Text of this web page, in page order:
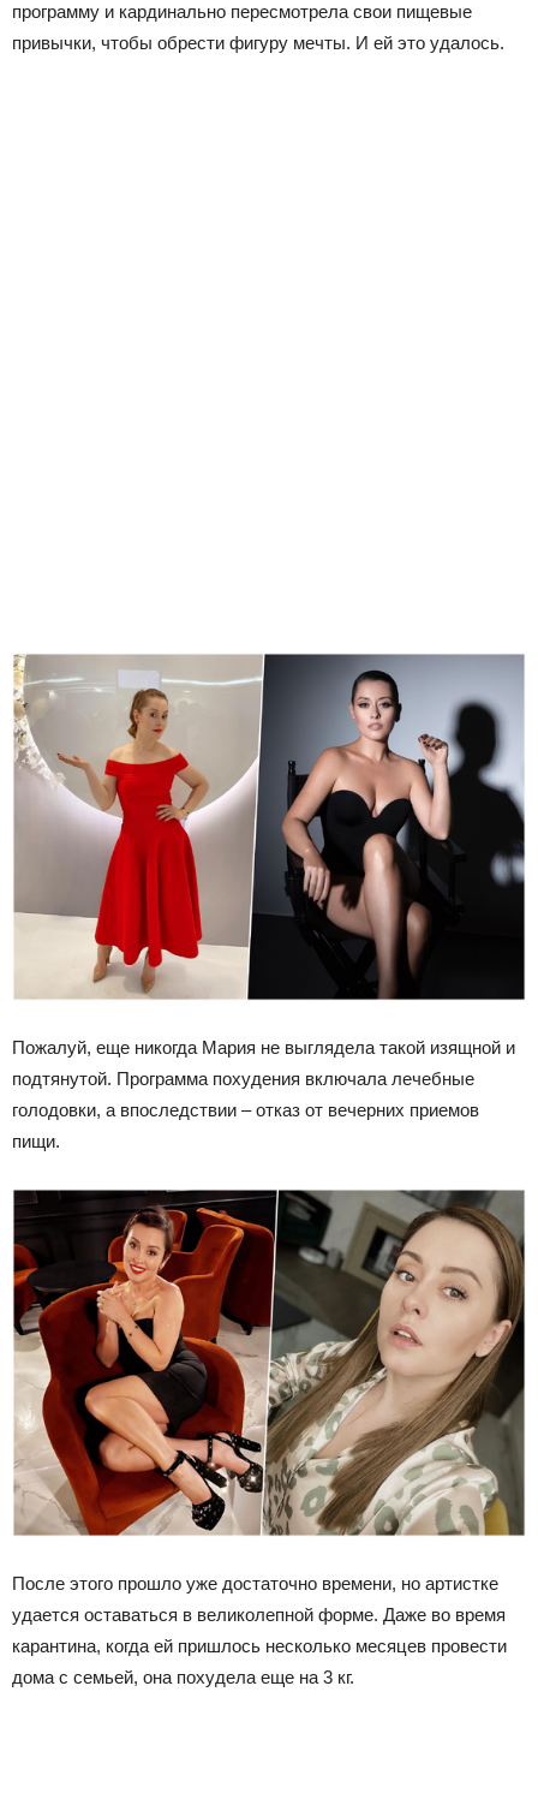
программу и кардинально пересмотрела свои пищевые
привычки, чтобы обрести фигуру мечты. И ей это удалось.
Пожалуй, еще никогда Мария не выглядела такой изящной и
подтянутой. Программа похудения включала лечебные
голодовки, а впоследствии – отказ от вечерних приемов
пищи.
После этого прошло уже достаточно времени, но артистке
удается оставаться в великолепной форме. Даже во время
карантина, когда ей пришлось несколько месяцев провести
дома с семьей, она похудела еще на 3 кг.